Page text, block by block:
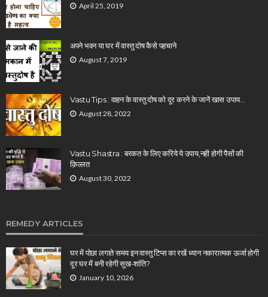
April 25, 2019
अपने भवन या घर में वास्तु दोष कैसे पहचाने
August 7, 2019
Vastu Tips : वाहन के वास्तु दोष को दूर करने के जानें खास उपाय…
August 28, 2022
Vastu Shastra : बरकत के लिए करिये ये उपाय,नही होगी पैसों की
क़िल्लत
August 30, 2022
REMEDY ARTICLES
घर में पोछा लगाते समय इन वास्तु टिप्स का रखें ध्यान नकारात्मक ऊर्जा होगी
दूर घर में बनी रहेगी सुख-शांति?
January 10, 2026